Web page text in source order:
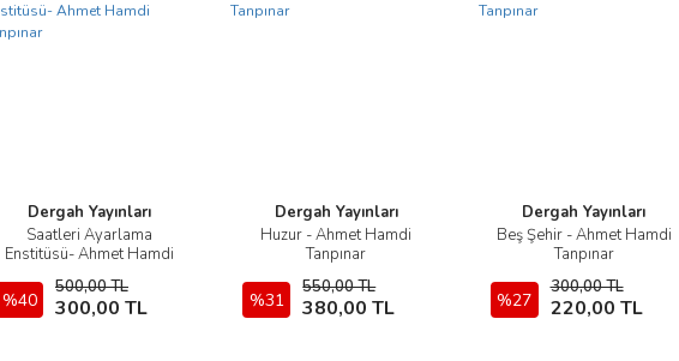
Dergah Yayınları
Saatleri Ayarlama
Enstitüsü- Ahmet Hamdi
%40
500,00 TL
300,00 TL
İncele
Sepete Ekle
Dergah Yayınları
Huzur - Ahmet Hamdi
Tanpınar
%31
550,00 TL
380,00 TL
İncele
Sepete Ekle
Dergah Yayınları
Beş Şehir - Ahmet Hamdi
Tanpınar
%27
300,00 TL
220,00 TL
İncele
Sepete Ekle